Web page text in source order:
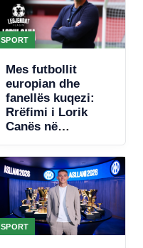
SPORT
Mes futbollit
europian dhe
fanellës kuqezi:
Rrëfimi i Lorik
Canës në
SPORT